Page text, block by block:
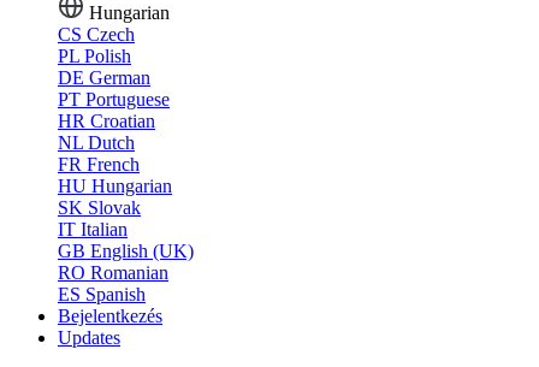
Hungarian
CS Czech
PL Polish
DE German
PT Portuguese
HR Croatian
NL Dutch
FR French
HU Hungarian
SK Slovak
IT Italian
GB English (UK)
RO Romanian
ES Spanish
Bejelentkezés
Updates